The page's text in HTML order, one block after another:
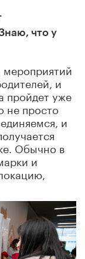
что у
мероприятий
и
пройдет уже
не просто
и
Обычно в
и